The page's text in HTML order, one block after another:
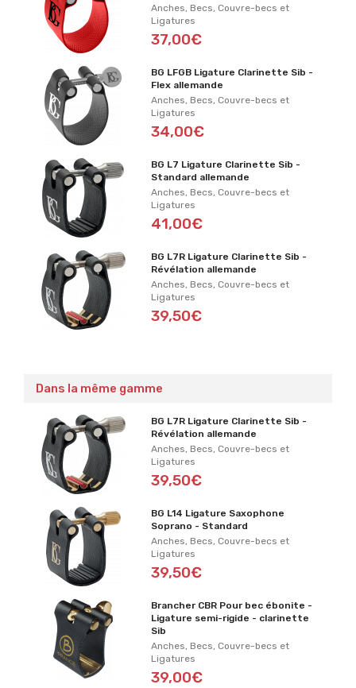
Anches, Becs, Couvre-becs et
Ligatures
37,00€
BG LFGB Ligature Clarinette Sib -
Flex allemande
Anches, Becs, Couvre-becs et
Ligatures
34,00€
BG L7 Ligature Clarinette Sib -
Standard allemande
Anches, Becs, Couvre-becs et
Ligatures
41,00€
BG L7R Ligature Clarinette Sib -
Révélation allemande
Anches, Becs, Couvre-becs et
Ligatures
39,50€
Dans la même gamme
BG L7R Ligature Clarinette Sib -
Révélation allemande
Anches, Becs, Couvre-becs et
Ligatures
39,50€
BG L14 Ligature Saxophone
Soprano - Standard
Anches, Becs, Couvre-becs et
Ligatures
39,50€
Brancher CBR Pour bec ébonite -
Ligature semi-rigide - clarinette
Sib
Anches, Becs, Couvre-becs et
Ligatures
39,00€